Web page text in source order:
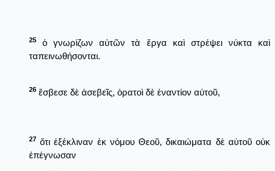
25
ὁ γνωρίζων αὐτῶν τὰ ἔργα καὶ στρέψει νύκτα καὶ
ταπεινωθήσονται.
26 ἔσβεσε δὲ ἀσεβεῖς, ὁρατοὶ δὲ ἐναντίον αὐτοῦ,
27 ὅτι ἐξέκλιναν ἐκ νόμου Θεοῦ, δικαιώματα δὲ αὐτοῦ οὐκ
ἐπέγνωσαν